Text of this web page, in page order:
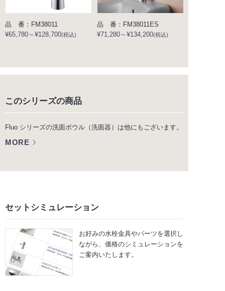
品 番：FM38011
¥65,780～¥128,700(税込)
品 番：FM38011ES
¥71,280～¥134,200(税込)
このシリーズの商品
Fluo シリーズの洗面ボウル（洗面器）は他にもございます。
MORE
セットシミュレーション
お好みの水栓金具やパーツを選択し
ながら、 価格のシミュレーションを
ご案内いたします。